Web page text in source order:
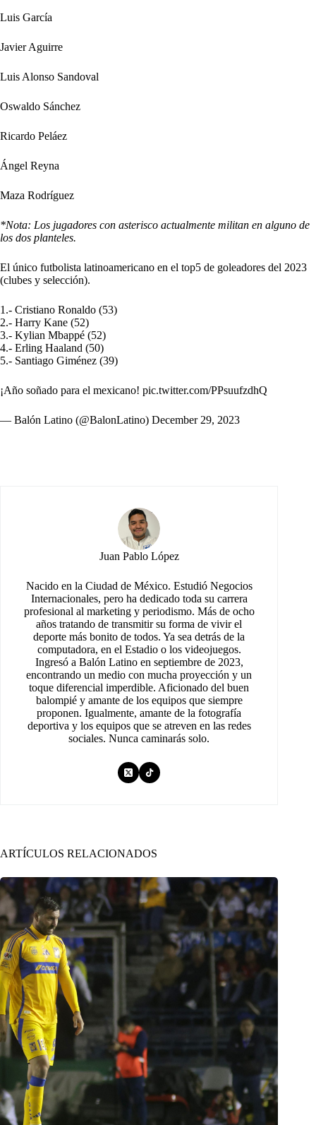
Luis García
Javier Aguirre
Luis Alonso Sandoval
Oswaldo Sánchez
Ricardo Peláez
Ángel Reyna
Maza Rodríguez
*Nota: Los jugadores con asterisco actualmente militan en alguno de
los dos planteles.
El único futbolista latinoamericano en el top5 de goleadores del 2023
(clubes y selección).
1.- Cristiano Ronaldo (53)
2.- Harry Kane (52)
3.- Kylian Mbappé (52)
4.- Erling Haaland (50)
5.- Santiago Giménez (39)
¡Año soñado para el mexicano! pic.twitter.com/PPsuufzdhQ
— Balón Latino (@BalonLatino) December 29, 2023
Juan Pablo López
Nacido en la Ciudad de México. Estudió Negocios
Internacionales, pero ha dedicado toda su carrera
profesional al marketing y periodismo. Más de ocho
años tratando de transmitir su forma de vivir el
deporte más bonito de todos. Ya sea detrás de la
computadora, en el Estadio o los videojuegos.
Ingresó a Balón Latino en septiembre de 2023,
encontrando un medio con mucha proyección y un
toque diferencial imperdible. Aficionado del buen
balompié y amante de los equipos que siempre
proponen. Igualmente, amante de la fotografía
deportiva y los equipos que se atreven en las redes
sociales. Nunca caminarás solo.
ARTÍCULOS RELACIONADOS